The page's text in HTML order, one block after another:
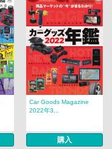
Car Goods Magazine
2022年3...
購入